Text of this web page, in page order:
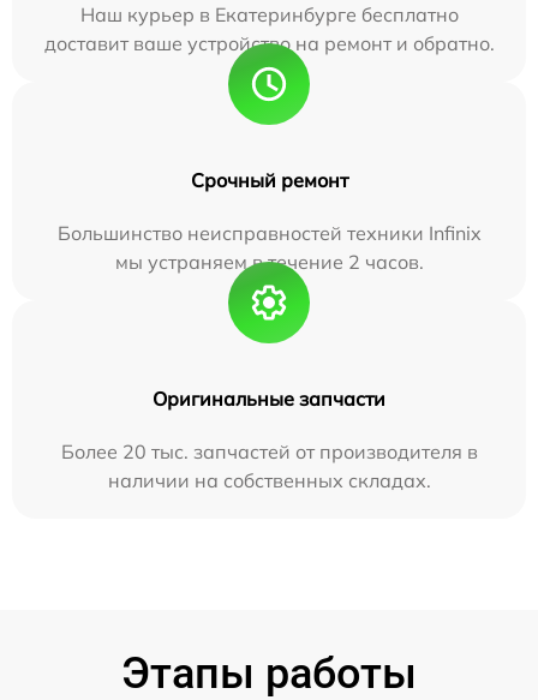
Наш курьер в Екатеринбурге бесплатно
доставит ваше устройство на ремонт и обратно.
Срочный ремонт
Большинство неисправностей техники Infinix
мы устраняем в течение 2 часов.
Оригинальные запчасти
Более 20 тыс. запчастей от производителя в
наличии на собственных складах.
Этапы работы